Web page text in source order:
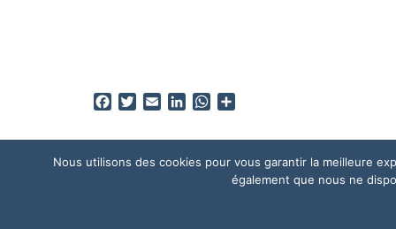
FacebookTwitterEmail LinkedInWhatsApp
Nous utilisons des cookies pour vous garantir la meilleure
également que nous ne